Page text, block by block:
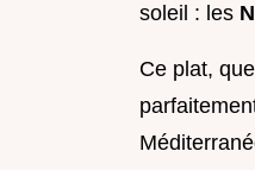
soleil : les
Ce plat,